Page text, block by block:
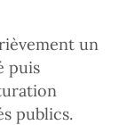
un
puis
publics.